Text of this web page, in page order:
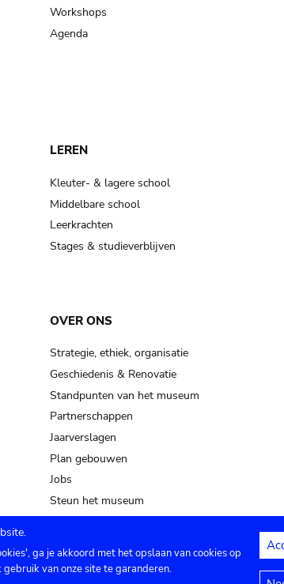
Workshops
Agenda
LEREN
Kleuter- & lagere school
Middelbare school
Leerkrachten
Stages & studieverblijven
OVER ONS
Strategie, ethiek, organisatie
Geschiedenis & Renovatie
Standpunten van het museum
Partnerschappen
Jaarverslagen
Plan gebouwen
Jobs
Steun het museum
Contact Privacy instellingen
ga je akkoord met het opslaan van cookies op
van onze site te garanderen.